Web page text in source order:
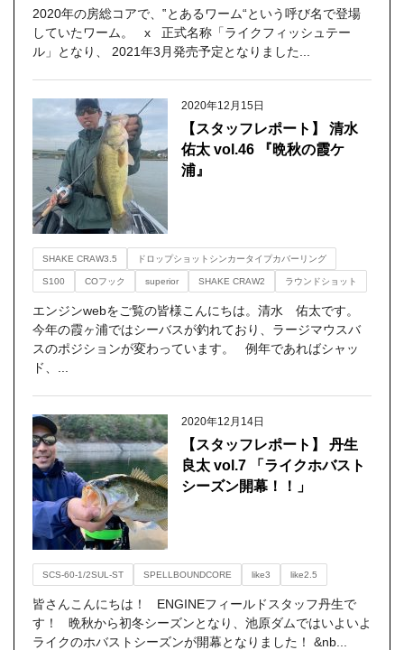
2020年の房総コアで、‟とあるワーム“という呼び名で登場
していたワーム。 x 正式名称「ライクフィッシュテー
ル」となり、 2021年3月発売予定となりました...
2020年12月15日
【スタッフレポート】 清水
佑太 vol.46 『晩秋の霞ケ
浦』
SHAKE CRAW3.5 ドロップショットシンカータイプカバーリング
S100 COフック superior SHAKE CRAW2 ラウンドショット
エンジンwebをご覧の皆様こんにちは。清水 佑太です。
今年の霞ヶ浦ではシーバスが釣れており、ラージマウスバ
スのポジションが変わっています。 例年であればシャッ
ド、...
2020年12月14日
【スタッフレポート】 丹生
良太 vol.7 「ライクホバスト
シーズン開幕！！」
SCS-60-1/2SUL-ST SPELLBOUNDCORE like3 like2.5
皆さんこんにちは！ ENGINEフィールドスタッフ丹生で
す！ 晩秋から初冬シーズンとなり、池原ダムではいよいよ
ライクのホバストシーズンが開幕となりました！ &nb...